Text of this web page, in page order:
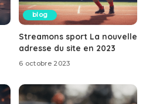
blog
Streamons sport La nouvelle
adresse du site en 2023
6 octobre 2023